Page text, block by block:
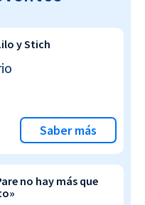
y Stich
Saber más
no hay más que